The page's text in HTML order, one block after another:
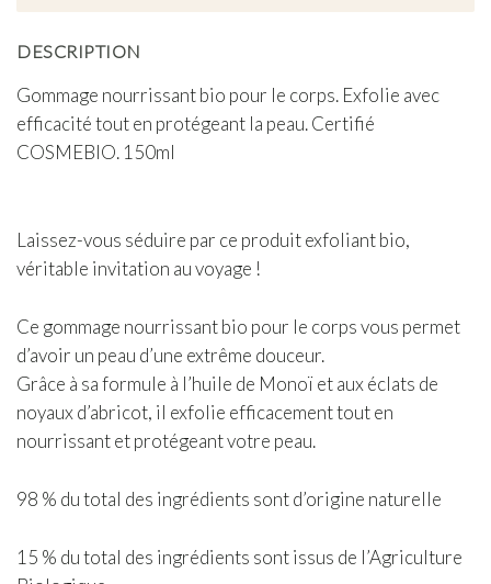
DESCRIPTION
Gommage nourrissant bio pour le corps. Exfolie avec
efficacité tout en protégeant la peau. Certifié
COSMEBIO. 150ml
Laissez-vous séduire par ce produit exfoliant bio,
véritable invitation au voyage !
Ce gommage nourrissant bio pour le corpsvous permet
d’avoir un peau d’une extrême douceur.
Grâce à sa formule à l’huile de Monoï et auxéclats de
noyaux d’abricot, il exfolie efficacement tout en
nourrissant et protégeant votre peau.
98 % du total des ingrédients sont d’origine naturelle
15 % du total des ingrédients sont issus de l’Agriculture